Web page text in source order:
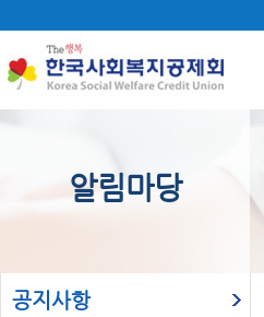
알림마당
공지사항